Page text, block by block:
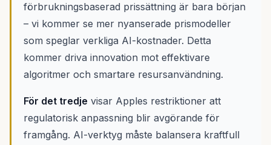
förbrukningsbaserad prissättning är bara början
– vi kommer se mer nyanserade prismodeller
som speglar verkliga AI-kostnader. Detta
kommer driva innovation mot effektivare
algoritmer och smartare resursanvändning.
För det tredje visar Apples restriktioner att
regulatorisk anpassning blir avgörande för
framgång. AI-verktyg måste balansera kraftfull